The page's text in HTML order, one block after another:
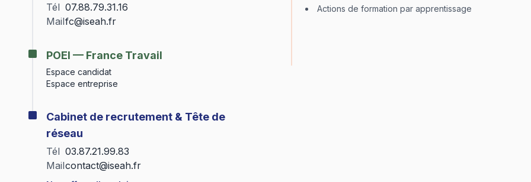
Tél 07.88.79.31.16
Mailfc@iseah.fr
POEI — France Travail
Espace candidat
Espace entreprise
Cabinet de recrutement & Tête de
réseau
Tél 03.87.21.99.83
Mailcontact@iseah.fr
Actions de formation par apprentissage